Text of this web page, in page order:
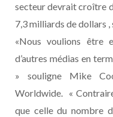
secteur devrait croître
7,3 milliards de dollars
«Nous voulions être
d’autres médias en
» souligne Mike
Worldwide. «
que celle du nombre